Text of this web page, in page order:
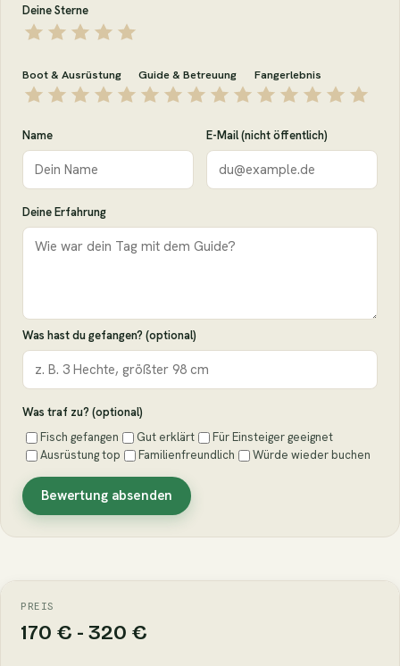
Deine Sterne
Boot & Ausrüstung Guide & Betreuung Fangerlebnis
Name E-Mail (nicht öffentlich)
Deine Erfahrung
Was hast du gefangen? (optional)
Was traf zu? (optional)
Fisch gefangen
Gut erklärt
Für Einsteiger geeignet
Ausrüstung top
Familienfreundlich Würde wieder buchen
Bewertung absenden
PREIS
170 € - 320 €